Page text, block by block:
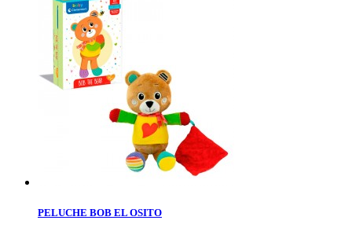
PELUCHE BOB EL OSITO